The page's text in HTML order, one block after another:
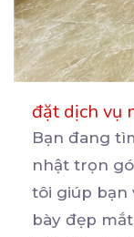
đặt dịch vụ
Bạn đang
nhật trọn
tôi giúp bạn
bày đẹp